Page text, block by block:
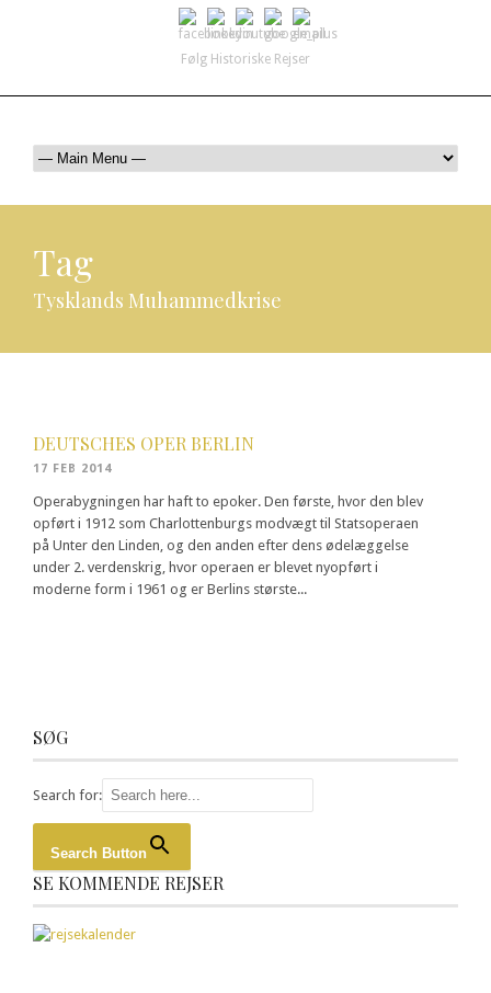
Følg Historiske Rejser
Tag
Tysklands Muhammedkrise
DEUTSCHES OPER BERLIN
17 FEB 2014
Operabygningen har haft to epoker. Den første, hvor den blev
opført i 1912 som Charlottenburgs modvægt til Statsoperaen
på Unter den Linden, og den anden efter dens ødelæggelse
under 2. verdenskrig, hvor operaen er blevet nyopført i
moderne form i 1961 og er Berlins største...
SØG
Search for:
Search Button
SE KOMMENDE REJSER